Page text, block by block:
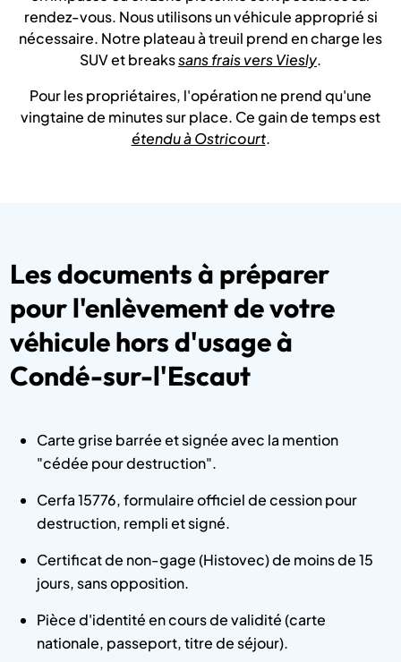
rendez-vous. Nous utilisons un véhicule approprié si
nécessaire. Notre plateau à treuil prend en charge les
SUV et breakssans frais vers Viesly.
Pour les propriétaires, l'opération ne prend qu'une
vingtaine de minutes sur place. Ce gain de temps est
étendu à Ostricourt.
Les documents à préparer
pour l'enlèvement de votre
véhicule hors d'usage à
Condé-sur-l'Escaut
Carte grise barrée et signée avec la mention
"cédée pour destruction".
Cerfa 15776, formulaire officiel de cession pour
destruction, rempli et signé.
Certificat de non-gage (Histovec) de moins de 15
jours, sans opposition.
Pièce d'identité en cours de validité (carte
nationale, passeport, titre de séjour).